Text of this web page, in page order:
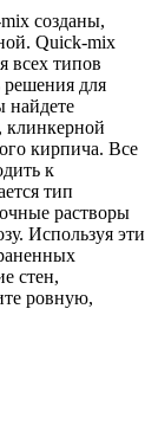
созданы,
Quick-mix
всех типов
решения для
найдете
клинкерной
кирпича. Все
к
тип
растворы
Используя эти
стен,
ровную,